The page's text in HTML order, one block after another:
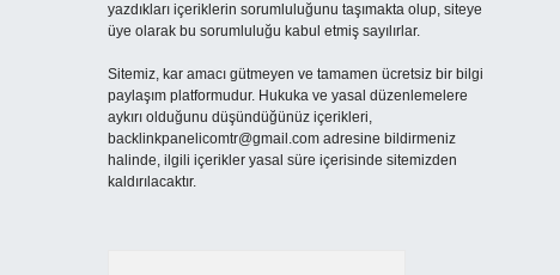
yazdıkları içeriklerin sorumluluğunu taşımakta olup, siteye
üye olarak bu sorumluluğu kabul etmiş sayılırlar.
Sitemiz, kar amacı gütmeyen ve tamamen ücretsiz bir bilgi
paylaşım platformudur. Hukuka ve yasal düzenlemelere
aykırı olduğunu düşündüğünüz içerikleri,
backlinkpanelicomtr@gmail.comadresine bildirmeniz
halinde, ilgili içerikler yasal süre içerisinde sitemizden
kaldırılacaktır.